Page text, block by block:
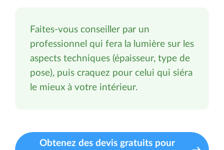
Faites-vous conseiller par un
professionnel qui fera la lumière sur les
aspects techniques (épaisseur, type de
pose), puis craquez pour celui qui siéra
le mieux à votre intérieur.
Obtenez des devis gratuits pour